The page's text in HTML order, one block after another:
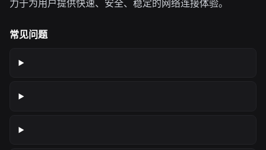
力于为用户提供快速、安全、稳定的网络连接体验。
常见问题